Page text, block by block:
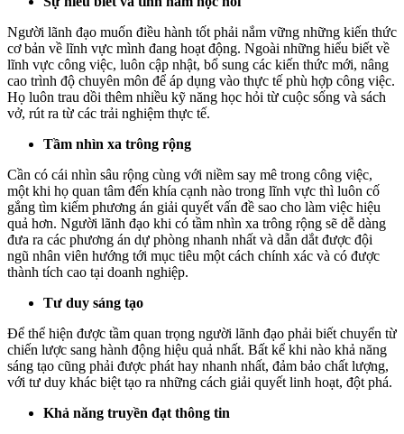
Người lãnh đạo muốn điều hành tốt phải nắm vững những kiến thức
cơ bản về lĩnh vực mình đang hoạt động. Ngoài những hiểu biết về
lĩnh vực công việc, luôn cập nhật, bổ sung các kiến thức mới, nâng
cao trình độ chuyên môn để áp dụng vào thực tế phù hợp công việc.
Họ luôn trau dồi thêm nhiều kỹ năng học hỏi từ cuộc sống và sách
vở, rút ra từ các trải nghiệm thực tế.
Tầm nhìn xa trông rộng
Cần có cái nhìn sâu rộng cùng với niềm say mê trong công việc,
một khi họ quan tâm đến khía cạnh nào trong lĩnh vực thì luôn cố
gắng tìm kiếm phương án giải quyết vấn đề sao cho làm việc hiệu
quả hơn. Người lãnh đạo khi có tầm nhìn xa trông rộng sẽ dễ dàng
đưa ra các phương án dự phòng nhanh nhất và dẫn dắt được đội
ngũ nhân viên hướng tới mục tiêu một cách chính xác và có được
thành tích cao tại doanh nghiệp.
Tư duy sáng tạo
Để thể hiện được tầm quan trọng người lãnh đạo phải biết chuyển từ
chiến lược sang hành động hiệu quả nhất. Bất kể khi nào khả năng
sáng tạo cũng phải được phát hay nhanh nhất, đảm bảo chất lượng,
với tư duy khác biệt tạo ra những cách giải quyết linh hoạt, đột phá.
Khả năng truyền đạt thông tin